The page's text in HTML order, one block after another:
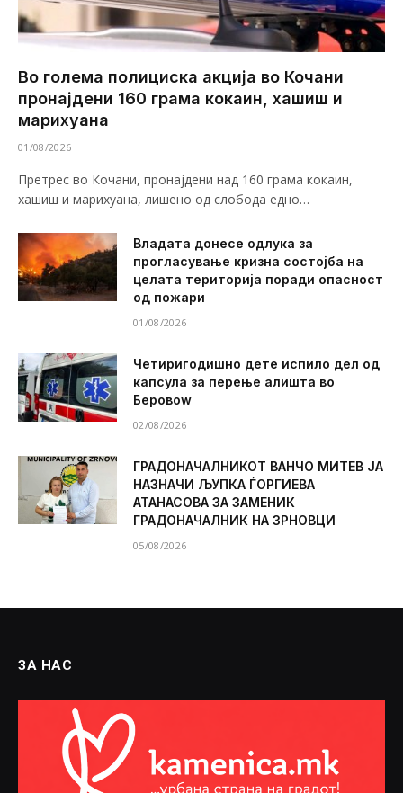
Во голема полициска акција во Кочани
пронајдени 160 грама кокаин, хашиш и
марихуана
01/08/2026
Претрес во Кочани, пронајдени над 160 грама кокаин,
хашиш и марихуана, лишено од слобода едно…
Владата донесе одлука за
прогласување кризна состојба на
целата територија поради опасност
од пожари
01/08/2026
Четиригодишно дете испило дел од
капсула за перење алишта во
Беровоw
02/08/2026
ГРАДОНАЧАЛНИКОТ ВАНЧО МИТЕВ ЈА
НАЗНАЧИ ЉУПКА ЃОРГИЕВА
АТАНАСОВА ЗА ЗАМЕНИК
ГРАДОНАЧАЛНИК НА ЗРНОВЦИ
05/08/2026
ЗА НАС